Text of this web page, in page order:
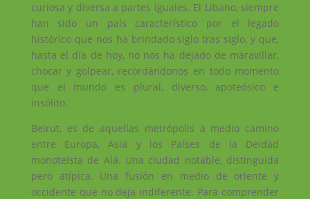
curiosa y diversa a partes iguales. El Líbano, siempre
han sido un país característico por el legado
histórico que nos ha brindado siglo tras siglo, y que,
hasta el día de hoy, no nos ha dejado de maravillar,
chocar y golpear, recordándonos en todo momento
que el mundo es plural, diverso, apoteósico e
insólito.
Beirut, es de aquellas metrópolis a medio camino
entre Europa, Asia y los Países de la Deidad
monoteísta de Alá. Una ciudad notable, distinguida
pero atípica. Una fusión en medio de oriente y
occidente que no deja indiferente. Para comprender